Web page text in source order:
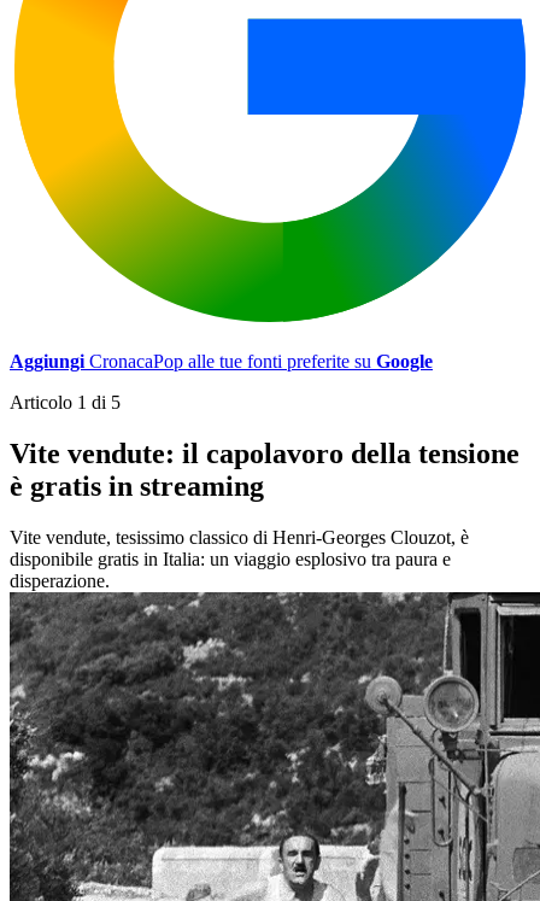
Aggiungi CronacaPop alle tue fonti preferite su Google
Articolo 1 di 5
Vite vendute: il capolavoro della tensione
è gratis in streaming
Vite vendute, tesissimo classico di Henri-Georges Clouzot, è
disponibile gratis in Italia: un viaggio esplosivo tra paura e
disperazione.